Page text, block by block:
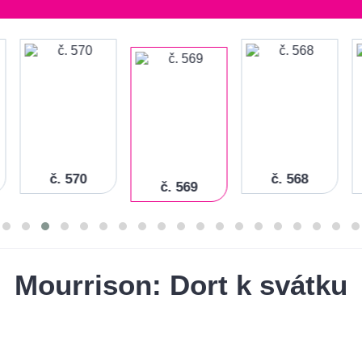
č. 570
č. 569
č. 568
Mourrison: Dort k svátku